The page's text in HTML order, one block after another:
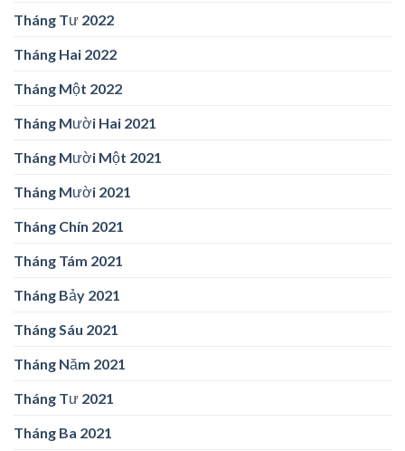
Tháng Tư 2022
Tháng Hai 2022
Tháng Một 2022
Tháng Mười Hai 2021
Tháng Mười Một 2021
Tháng Mười 2021
Tháng Chín 2021
Tháng Tám 2021
Tháng Bảy 2021
Tháng Sáu 2021
Tháng Năm 2021
Tháng Tư 2021
Tháng Ba 2021